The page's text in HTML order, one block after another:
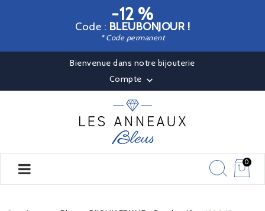
-12 %
Code : BLEUBONJOUR !
* Code permanent
Bienvenue dans notre bijouterie
Compte 
0